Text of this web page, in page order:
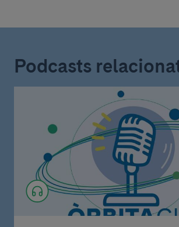
Podcasts